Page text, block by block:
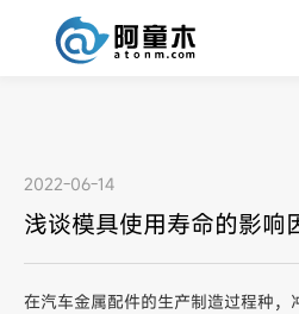
2022-06-14
浅谈模具使用寿命的影响
在汽车金属配件的生产制造过程种，